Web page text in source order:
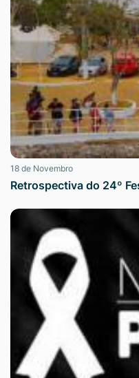
18 de Novembro
Retrospectiva do 24º